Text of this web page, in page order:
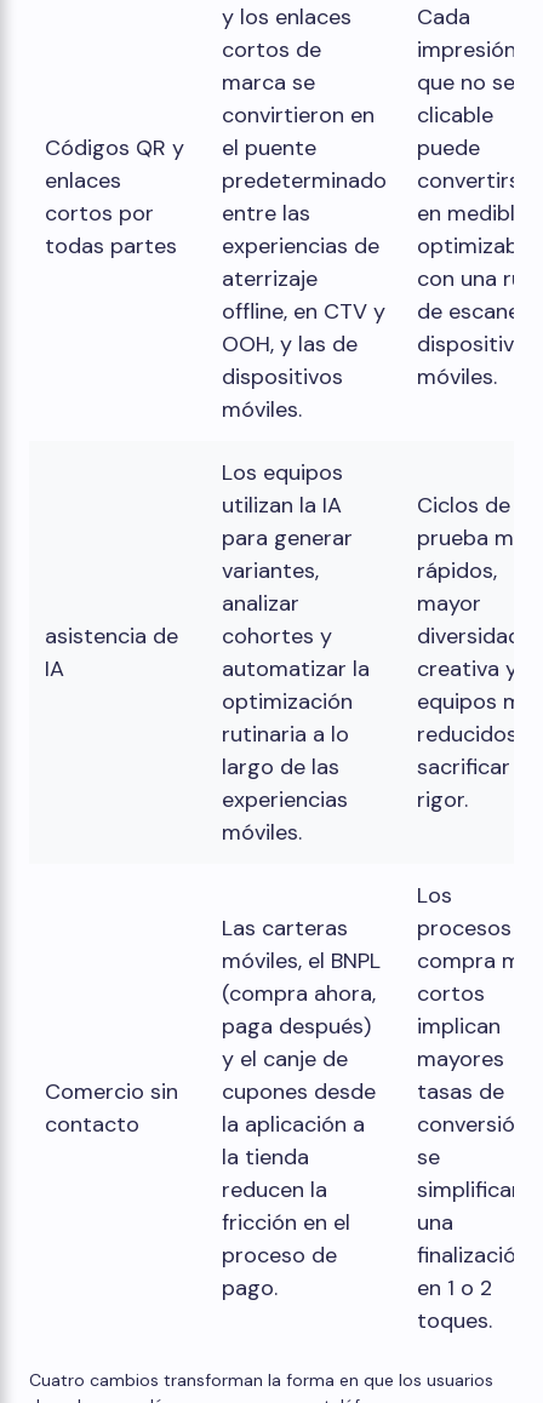
Códigos QR y
enlaces
cortos por
todas partes
y los enlaces
cortos de
marca se
convirtieron en
el puente
predeterminado
entre las
experiencias de
aterrizaje
offline, en CTV y
OOH, y las de
dispositivos
móviles.
Cada
impresión
que no sea
clicable
puede
convertirse
en medible
optimizable
con una
de escaneo
dispositivos
móviles.
asistencia de
IA
Los equipos
utilizan la IA
para generar
variantes,
analizar
cohortes y
automatizar la
optimización
rutinaria a lo
largo de las
experiencias
móviles.
Ciclos de
prueba más
rápidos,
mayor
diversidad
creativa y
equipos
reducidos
sacrificar el
rigor.
Comercio sin
contacto
Las carteras
móviles, el BNPL
(compra ahora,
paga después)
y el canje de
cupones desde
la aplicación a
la tienda
reducen la
fricción en el
proceso de
pago.
Los
procesos de
compra más
cortos
implican
mayores
tasas de
conversión
se
simplifican a
una
finalización
en 1 o 2
toques.
Cuatro cambios transforman la forma en que los usuarios